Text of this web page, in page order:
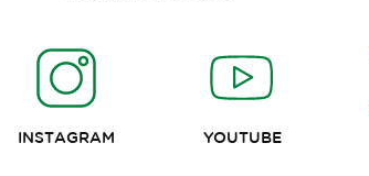
INSTAGRAM YOUTUBE